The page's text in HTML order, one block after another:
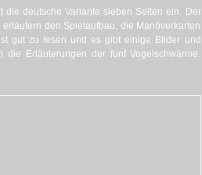
die deutsche Variante sieben Seiten ein. Der
den Spielaufbau, die Manöverkarten
gut zu lesen und es gibt einige Bilder und
die Erläuterungen der fünf Vogelschwärme.